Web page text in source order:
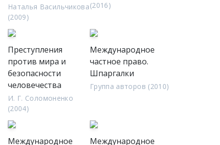
Наталья Васильчикова
(2009)
(2016)
Преступления
против мира и
безопасности
человечества
И. Г. Соломоненко
(2004)
Международное
частное право.
Шпаргалки
Группа авторов (2010)
Международное Международное